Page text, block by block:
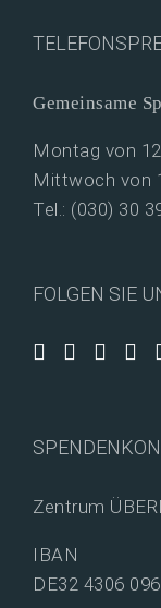
Gemeinsame
Montag von
Mittwoch von
Tel.: (030) 30
FOLGEN SIE
Zentrum
IBAN
DE32 4306